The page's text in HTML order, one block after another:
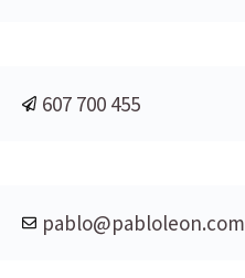
607 700 455
pablo@pabloleon.com